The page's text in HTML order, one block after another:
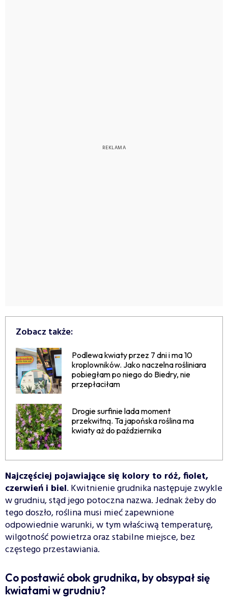
Zobacz także:
Podlewa kwiaty przez 7 dni i ma 10
kroplowników. Jako naczelna rośliniara
pobiegłam po niego do Biedry, nie
przepłaciłam
Drogie surfinie lada moment
przekwitną. Ta japońska roślina ma
kwiaty aż do października
Najczęściej pojawiające się kolory to róż, fiolet,
czerwień i biel. Kwitnienie grudnika następuje zwykle
w grudniu, stąd jego potoczna nazwa. Jednak żeby do
tego doszło, roślina musi mieć zapewnione
odpowiednie warunki, w tym właściwą temperaturę,
wilgotność powietrza oraz stabilne miejsce, bez
częstego przestawiania.
Co postawić obok grudnika, by obsypał się
kwiatami w grudniu?